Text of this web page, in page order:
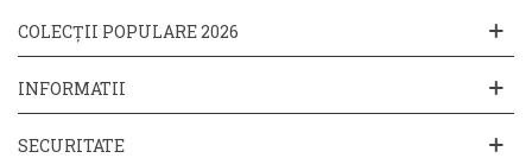
COLECȚII POPULARE 2026
INFORMATII
SECURITATE